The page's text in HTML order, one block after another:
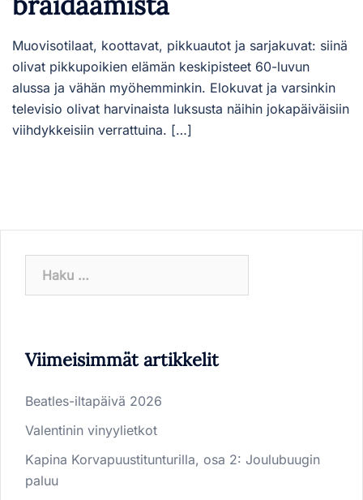
Muovisotilaat, koottavat, pikkuautot ja sarjakuvat: siinä
olivat pikkupoikien elämän keskipisteet 60-luvun
alussa ja vähän myöhemminkin. Elokuvat ja varsinkin
televisio olivat harvinaista luksusta näihin jokapäiväisiin
viihdykkeisiin verrattuina. […]
Viimeisimmät artikkelit
Beatles-iltapäivä 2026
Valentinin vinyylietkot
Kapina Korvapuustitunturilla, osa 2: Joulubuugin
paluu